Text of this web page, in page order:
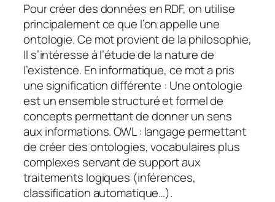
Pour créer des données en RDF, on utilise
principalement ce que l’on appelle une
ontologie. Ce mot provient de la philosophie,
Il s’intéresse à l’étude de la nature de
l’existence. En informatique, ce mot a pris
une signification différente : Une ontologie
est un ensemble structuré et formel de
concepts permettant de donner un sens
aux informations. OWL : langage permettant
de créer des ontologies, vocabulaires plus
complexes servant de support aux
traitements logiques (inférences,
classification automatique…).